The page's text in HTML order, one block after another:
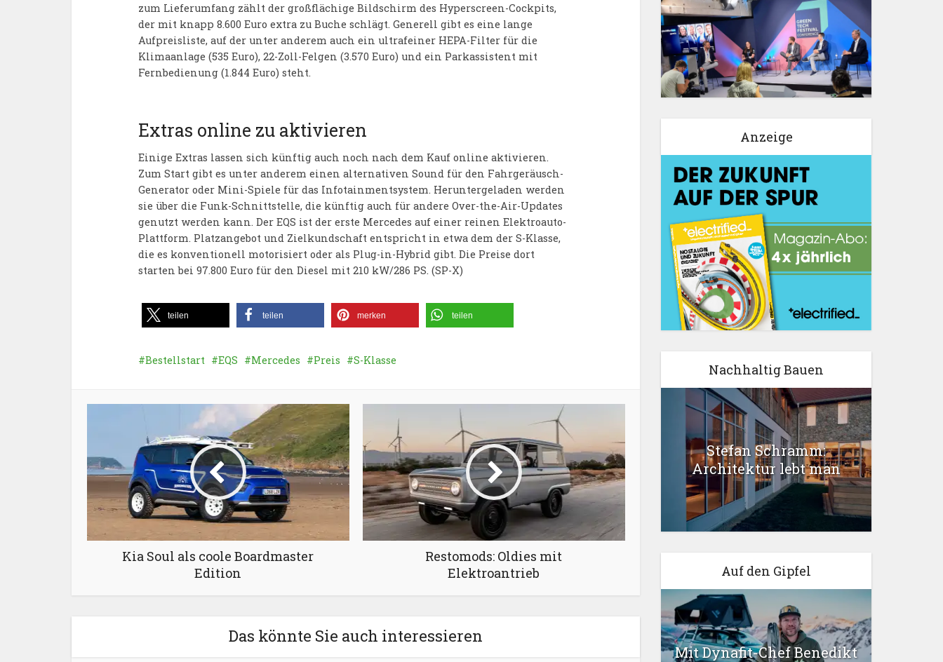
zum Lieferumfang zählt der großflächige Bildschirm des Hyperscreen-Cockpits,
der mit knapp 8.600 Euro extra zu Buche schlägt. Generell gibt es eine lange
Aufpreisliste, auf der unter anderem auch ein ultrafeiner HEPA-Filter für die
Klimaanlage (535 Euro), 22-Zoll-Felgen (3.570 Euro) und ein Parkassistent mit
Fernbedienung (1.844 Euro) steht.
Extras online zu aktivieren
Einige Extras lassen sich künftig auch noch nach dem Kauf online aktivieren.
Zum Start gibt es unter anderem einen alternativen Sound für den Fahrgeräusch-
Generator oder Mini-Spiele für das Infotainmentsystem. Heruntergeladen werden
sie über die Funk-Schnittstelle, die künftig auch für andere Over-the-Air-Updates
genutzt werden kann. Der EQS ist der erste Mercedes auf einer reinen Elektroauto-
Plattform. Platzangebot und Zielkundschaft entspricht in etwa dem der S-Klasse,
die es konventionell motorisiert oder als Plug-in-Hybrid gibt. Die Preise dort
starten bei 97.800 Euro für den Diesel mit 210 kW/286 PS. (SP-X)
teilen teilen merken teilen
Bestellstart EQS Mercedes Preis S-Klasse
Kia Soul als coole Boardmaster
Edition
Restomods: Oldies mit
Elektroantrieb
Das könnte Sie auch interessieren
Anzeige
Nachhaltig Bauen
Stefan Schramm:
Architektur lebt man
Auf den Gipfel
Mit Dynafit-Chef Benedikt